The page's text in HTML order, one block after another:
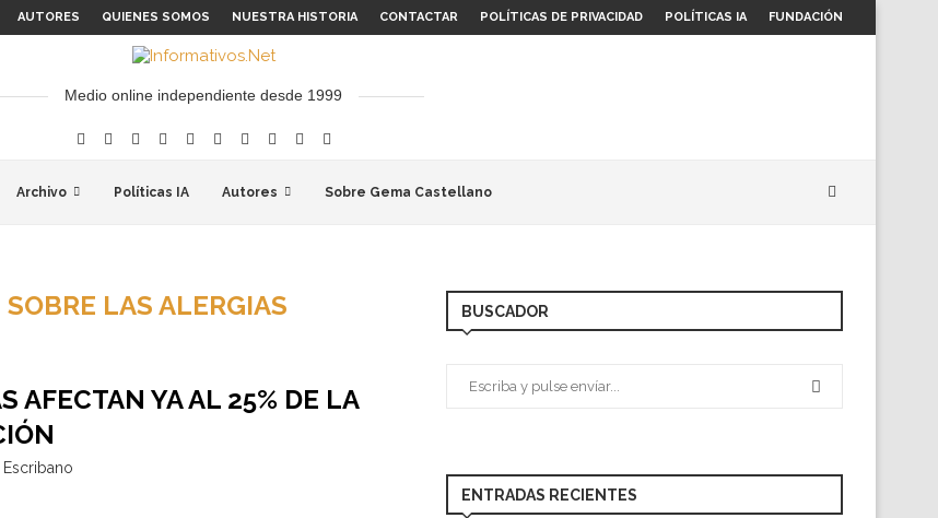
AUTORES QUIENES SOMOS NUESTRA HISTORIA CONTACTAR POLÍTICAS DE PRIVACIDAD POLÍTICAS IA FUNDACIÓN
Medio online independiente desde 1999
Archivo Políticas IA Autores Sobre Gema Castellano
LAS ALERGIAS
AFECTAN YA AL 25% DE LA
BUSCADOR
ENTRADAS RECIENTES